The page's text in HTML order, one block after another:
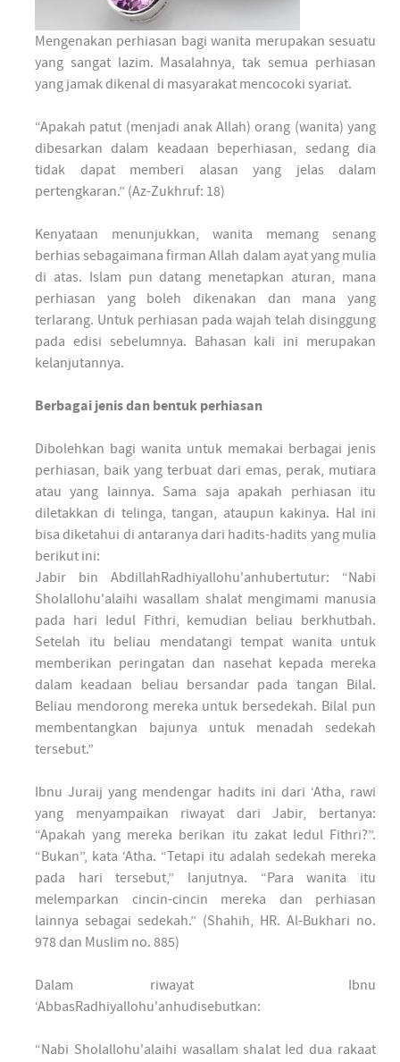
Mengenakan perhiasan bagi wanita merupakan sesuatu
yang sangat lazim. Masalahnya, tak semua perhiasan
yang jamak dikenal di masyarakat mencocoki syariat.
“Apakah patut (menjadi anak Allah) orang (wanita) yang
dibesarkan dalam keadaan beperhiasan, sedang dia
tidak dapat memberi alasan yang jelas dalam
pertengkaran.” (Az-Zukhruf: 18)
Kenyataan menunjukkan, wanita memang senang
berhias sebagaimana firman Allah dalam ayat yang mulia
di atas. Islam pun datang menetapkan aturan, mana
perhiasan yang boleh dikenakan dan mana yang
terlarang. Untuk perhiasan pada wajah telah disinggung
pada edisi sebelumnya. Bahasan kali ini merupakan
kelanjutannya.
Berbagai jenis dan bentuk perhiasan
Dibolehkan bagi wanita untuk memakai berbagai jenis
perhiasan, baik yang terbuat dari emas, perak, mutiara
atau yang lainnya. Sama saja apakah perhiasan itu
diletakkan di telinga, tangan, ataupun kakinya. Hal ini
bisa diketahui di antaranya dari hadits-hadits yang mulia
berikut ini:
Jabir bin AbdillahRadhiyallohu'anhubertutur: “Nabi
Sholallohu'alaihi wasallam shalat mengimami manusia
pada hari Iedul Fithri, kemudian beliau berkhutbah.
Setelah itu beliau mendatangi tempat wanita untuk
memberikan peringatan dan nasehat kepada mereka
dalam keadaan beliau bersandar pada tangan Bilal.
Beliau mendorong mereka untuk bersedekah. Bilal pun
membentangkan bajunya untuk menadah sedekah
tersebut.”
Ibnu Juraij yang mendengar hadits ini dari ‘Atha, rawi
yang menyampaikan riwayat dari Jabir, bertanya:
“Apakah yang mereka berikan itu zakat Iedul Fithri?”.
“Bukan”, kata ‘Atha. “Tetapi itu adalah sedekah mereka
pada hari tersebut,” lanjutnya. “Para wanita itu
melemparkan cincin-cincin mereka dan perhiasan
lainnya sebagai sedekah.” (Shahih, HR. Al-Bukhari no.
978 dan Muslim no. 885)
Dalam riwayat Ibnu
‘AbbasRadhiyallohu'anhudisebutkan:
“Nabi Sholallohu'alaihi wasallam shalat Ied dua rakaat